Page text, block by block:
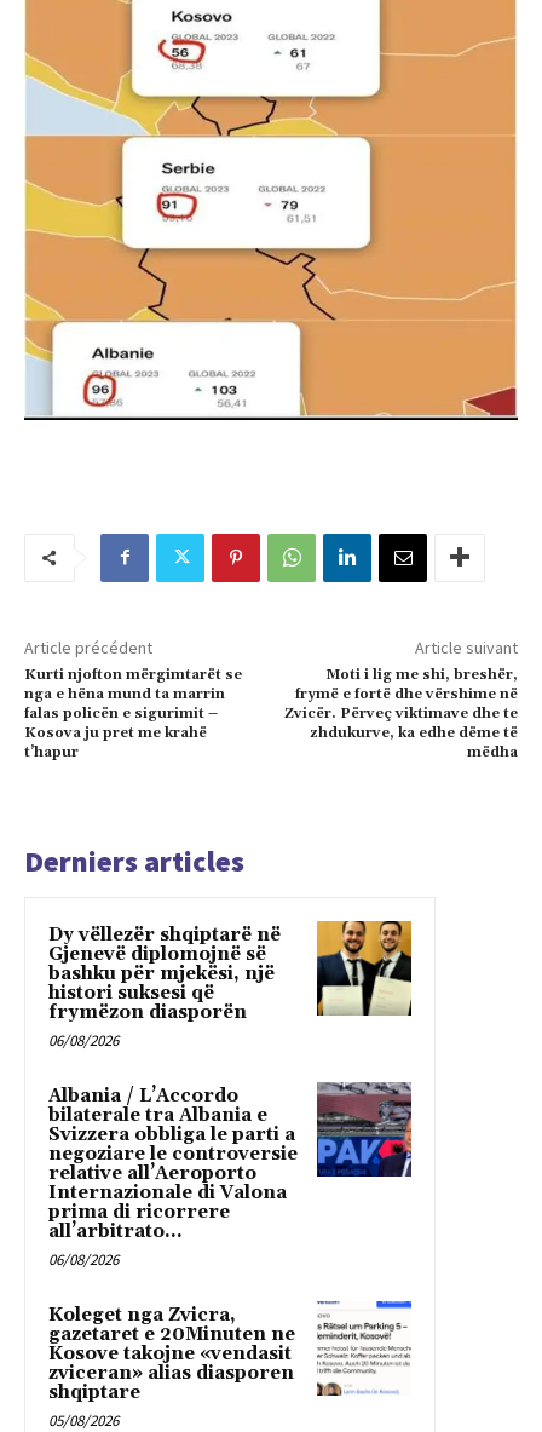
Article précédent
Kurti njofton mërgimtarët se
nga e hëna mund ta marrin
falas policën e sigurimit –
Kosova ju pret me krahë
t’hapur
Article suivant
Moti i lig me shi, breshër,
frymë e fortë dhe vërshime në
Zvicër. Përveç viktimave dhe te
zhdukurve, ka edhe dëme të
mëdha
Derniers articles
Dy vëllezër shqiptarë në
Gjenevë diplomojnë së
bashku për mjekësi, një
histori suksesi që
frymëzon diasporën
06/08/2026
Albania / L’Accordo
bilaterale tra Albania e
Svizzera obbliga le parti a
negoziare le controversie
relative all’Aeroporto
Internazionale di Valona
prima di ricorrere
all’arbitrato...
06/08/2026
Koleget nga Zvicra,
gazetaret e 20Minuten ne
Kosove takojne «vendasit
zviceran» alias diasporen
shqiptare
05/08/2026